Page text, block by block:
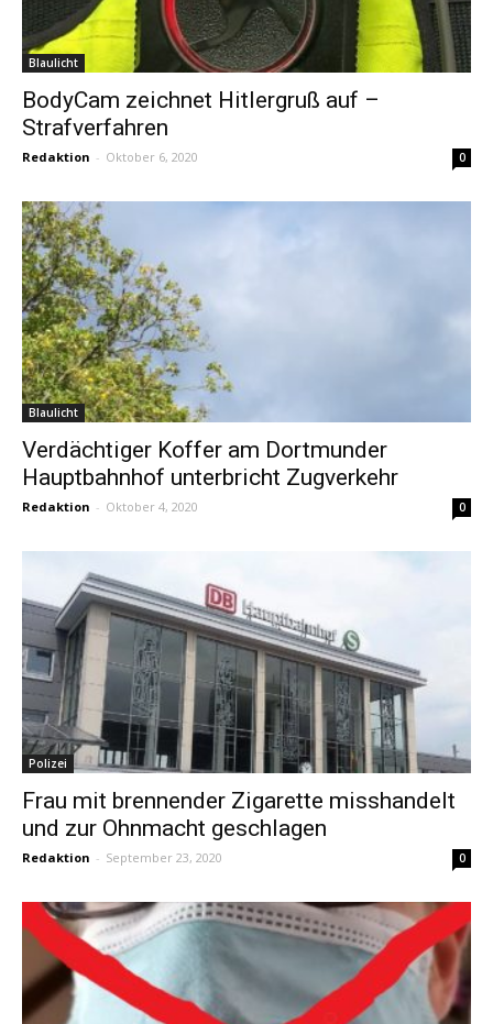
Blaulicht
BodyCam zeichnet Hitlergruß auf –
Strafverfahren
Redaktion - Oktober 6, 2020 0
Blaulicht
Verdächtiger Koffer am Dortmunder
Hauptbahnhof unterbricht Zugverkehr
Redaktion - Oktober 4, 2020 0
Polizei
Frau mit brennender Zigarette misshandelt
und zur Ohnmacht geschlagen
Redaktion - September 23, 2020 0